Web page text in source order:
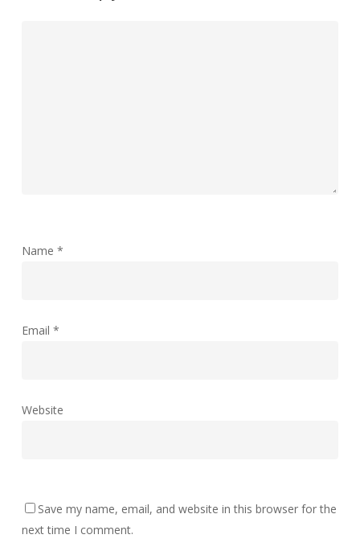
Name *
Email *
Website
Save my name, email, and website in this browser for the
next time I comment.